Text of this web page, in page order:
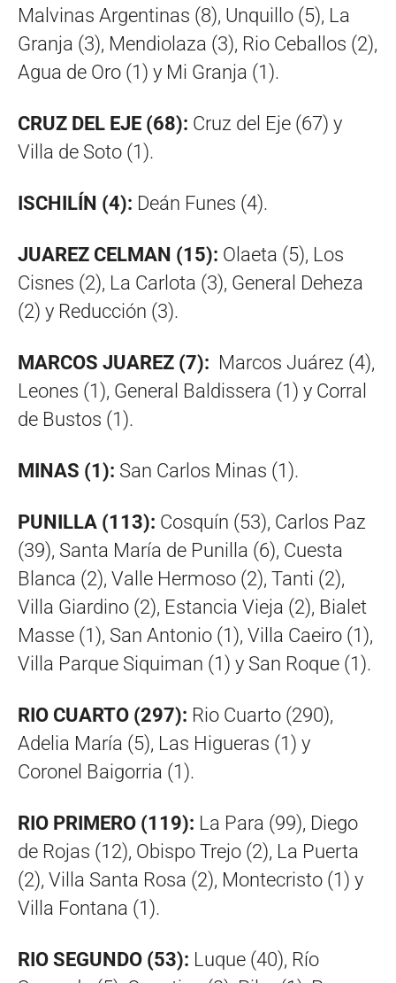
Malvinas Argentinas (8), Unquillo (5), La
Granja (3), Mendiolaza (3), Rio Ceballos (2),
Agua de Oro (1) y Mi Granja (1).
CRUZ DEL EJE (68): Cruz del Eje (67) y
Villa de Soto (1).
ISCHILÍN (4): Deán Funes (4).
JUAREZ CELMAN (15): Olaeta (5), Los
Cisnes (2), La Carlota (3), General Deheza
(2) y Reducción (3).
MARCOS JUAREZ (7): Marcos Juárez (4),
Leones (1), General Baldissera (1) y Corral
de Bustos (1).
MINAS (1): San Carlos Minas (1).
PUNILLA (113): Cosquín (53), Carlos Paz
(39), Santa María de Punilla (6), Cuesta
Blanca (2), Valle Hermoso (2), Tanti (2),
Villa Giardino (2), Estancia Vieja (2), Bialet
Masse (1), San Antonio (1), Villa Caeiro (1),
Villa Parque Siquiman (1) y San Roque (1).
RIO CUARTO (297): Rio Cuarto (290),
Adelia María (5), Las Higueras (1) y
Coronel Baigorria (1).
RIO PRIMERO (119): La Para (99), Diego
de Rojas (12), Obispo Trejo (2), La Puerta
(2), Villa Santa Rosa (2), Montecristo (1) y
Villa Fontana (1).
RIO SEGUNDO (53): Luque (40), Río